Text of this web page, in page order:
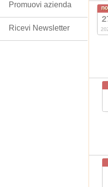
Promuovi azienda
Ricevi Newsletter